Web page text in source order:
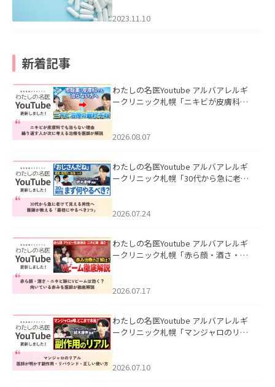
2023.11.10
新着記事
わたしの名医Youtube アルバアレルギ
ークリニック札幌「ニキビが皮膚科で
ました。
2026.08.07
わたしの名医Youtube アルバアレルギ
ークリニック札幌「30代から急に老け
た。
2026.07.24
わたしの名医Youtube アルバアレルギ
ークリニック札幌「赤ら顔・酒さ・ニ
した。
2026.07.17
わたしの名医Youtube アルバアレルギ
ークリニック札幌「マンジャロのリア
た。
2026.07.10